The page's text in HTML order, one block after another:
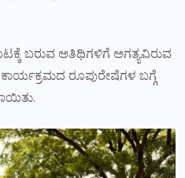
ಬರುವ ಅತಿಥಿಗಳಿಗೆ ಅಗತ್ಯವಿರುವ
ರೂಪುರೇಷೆಗಳ ಬಗ್ಗೆ